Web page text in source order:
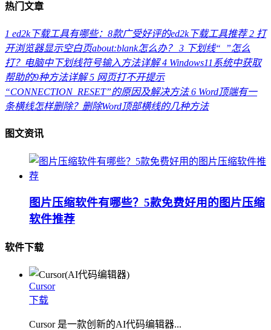
热门文章
1 ed2k下载工具有哪些：8款广受好评的ed2k下载工具推荐 2 打
开浏览器显示空白页about:blank怎么办？ 3 下划线“_”怎么
打？电脑中下划线符号输入方法详解 4 Windows11系统中获取
帮助的9种方法详解 5 网页打不开提示
“CONNECTION_RESET”的原因及解决方法 6 Word顶端有一
条横线怎样删除？删除Word顶部横线的几种方法
图文资讯
图片压缩软件有哪些？5款免费好用的图片压缩
软件推荐
软件下载
Cursor
下载
Cursor 是一款创新的AI代码编辑器...